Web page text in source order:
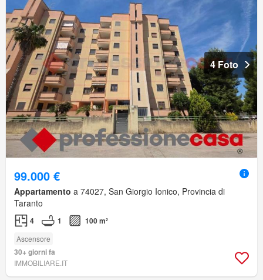
4 Foto
99.000 €
Appartamento a 74027, San Giorgio Ionico, Provincia di
Taranto
4 1 100 m²
Ascensore
30+ giorni fa
IMMOBILIARE.IT